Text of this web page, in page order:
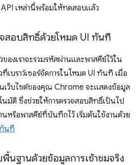
เหล่านี้พร้อมให้ทดสอบแล้ว
สอบสิทธิ์ด้วยโหมด UI ทันที
องเราจะรวมรหัสผ่านและพาสคีย์ไว้ใน
ที่เบราว์เซอร์จัดการในโหมด UI ทันที เมื่อ
นเว็บไซต์ของคุณ Chrome จะแสดงข้อมูล
นมัติ ซึ่งช่วยให้การตรวจสอบสิทธิ์เป็นไป
นหรือพาสคีย์ที่บันทึกไว้ เริ่มต้นใช้งานด้วย
นที
นฐานด้วยข้อมูลการเข้าชมจริง